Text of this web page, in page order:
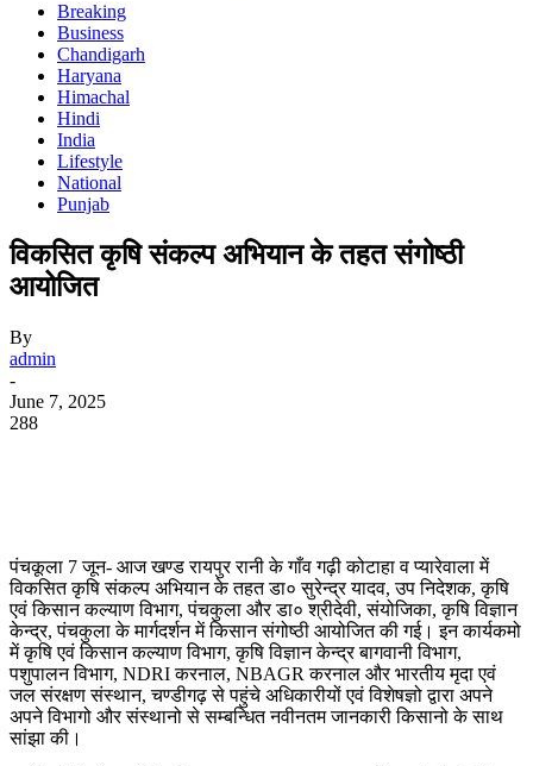
Breaking
Business
Chandigarh
Haryana
Himachal
Hindi
India
Lifestyle
National
Punjab
विकसित कृषि संकल्प अभियान के तहत संगोष्ठी
आयोजित
By
admin
-
June 7, 2025
288
पंचकूला 7 जून- आज खण्ड रायपुर रानी के गाँव गढ़ी कोटाहा व प्यारेवाला में
विकसित कृषि संकल्प अभियान के तहत डा० सुरेन्द्र यादव, उप निदेशक, कृषि
एवं किसान कल्याण विभाग, पंचकुला और डा० श्रीदेवी, संयोजिका, कृषि विज्ञान
केन्द्र, पंचकुला के मार्गदर्शन में किसान संगोष्ठी आयोजित की गई। इन कार्यकमो
में कृषि एवं किसान कल्याण विभाग, कृषि विज्ञान केन्द्र बागवानी विभाग,
पशुपालन विभाग, NDRI करनाल, NBAGR करनाल और भारतीय मृदा एवं
जल संरक्षण संस्थान, चण्डीगढ़ से पहुंचे अधिकारीयों एवं विशेषज्ञो द्वारा अपने
अपने विभागो और संस्थानो से सम्बन्धित नवीनतम जानकारी किसानो के साथ
सांझा की।